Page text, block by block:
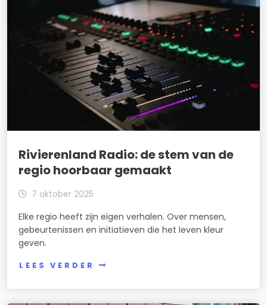
Rivierenland Radio: de stem van de
regio hoorbaar gemaakt
7 oktober 2025
Elke regio heeft zijn eigen verhalen. Over mensen,
gebeurtenissen en initiatieven die het leven kleur
geven.
LEES VERDER